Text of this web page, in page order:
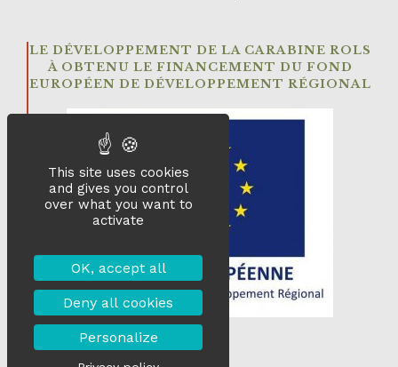
LE DÉVELOPPEMENT DE LA CARABINE ROLS
À OBTENU LE FINANCEMENT DU FOND
EUROPÉEN DE DÉVELOPPEMENT RÉGIONAL
This site uses cookies
and gives you control
over what you want to
activate
OK, accept all
Deny all cookies
Personalize